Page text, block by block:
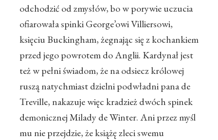
odchodzić od zmysłów, bo w porywie uczucia
ofiarowała spinki George’owi Villiersowi,
księciu Buckingham, żegnając się z kochankiem
przed jego powrotem do Anglii. Kardynał jest
też w pełni świadom, że na odsiecz królowej
ruszą natychmiast dzielni podwładni pana de
Treville, nakazuje więc kradzież dwóch spinek
demonicznej Milady de Winter. Ani przez myśl
mu nie przejdzie, że książę zleci swemu